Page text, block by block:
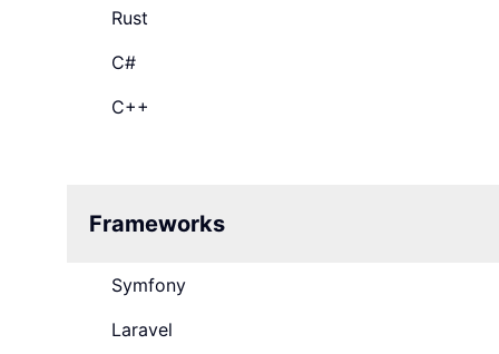
Rust
C#
C++
Frameworks
Symfony
Laravel